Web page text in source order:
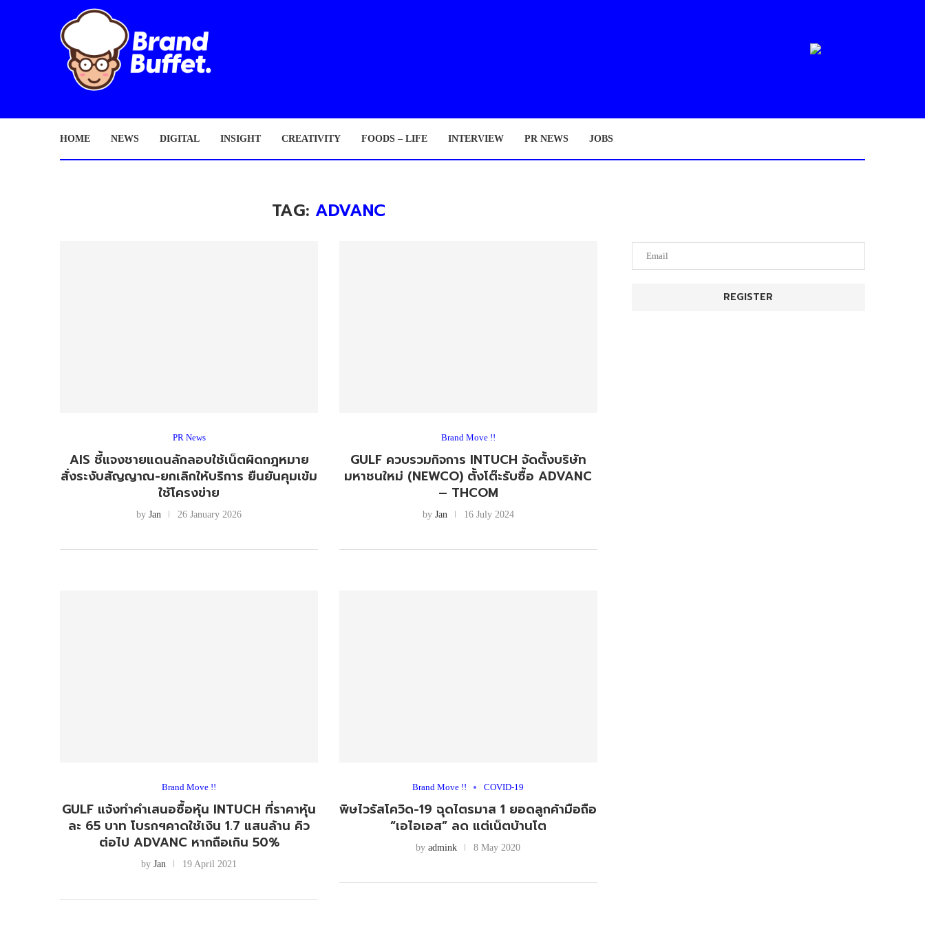
HOME NEWS DIGITAL INSIGHT CREATIVITY FOODS – LIFE INTERVIEW PR NEWS JOBS
TAG: ADVANC
PR News
AIS ชี้แจงชายแดนลักลอบใช้เน็ตผิดกฎหมาย
สั่งระงับสัญญาณ-ยกเลิกให้บริการ ยืนยันคุมเข้ม
ใช้โครงข่าย
byJan 26 January 2026
Brand Move !!
GULF ควบรวมกิจการ INTUCH จัดตั้งบริษัท
มหาชนใหม่ (NEWCO) ตั้งโต๊ะรับซื้อ ADVANC
– THCOM
by Jan 16 July 2024
Brand Move !!
GULF แจ้งทำคำเสนอซื้อหุ้น INTUCH ที่ราคาหุ้น
ละ 65 บาท โบรกฯคาดใช้เงิน 1.7 แสนล้าน คิว
ต่อไป ADVANC หากถือเกิน 50%
byJan 19 April 2021
Brand Move !! COVID-19
พิษไวรัสโควิด-19 ฉุดไตรมาส 1 ยอดลูกค้ามือถือ
“เอไอเอส” ลด แต่เน็ตบ้านโต
byadmink 8 May 2020